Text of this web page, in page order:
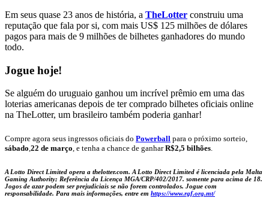
Em seus quase 23 anos de história, a TheLotter construiu uma
reputação que fala por si, com mais US$ 125 milhões de dólares
pagos para mais de 9 milhões de bilhetes ganhadores do mundo
todo.
Jogue hoje!
Se alguém do uruguaio ganhou um incrível prêmio em uma das
loterias americanas depois de ter comprado bilhetes oficiais online
na TheLotter, um brasileiro também poderia ganhar!
Compre agora seus ingressos oficiais do Powerball para o próximo sorteio,
sábado 22 de março e tenha a chance de ganharR$2,5 bilhões
A Lotto Direct Limited opera a thelotter.com. A Lotto Direct Limited é licenciada pela Malta
Gaming Authority; Referência da Licença MGA/CRP/402/2017. somente para acima de 18.
Jogos de azar podem ser prejudiciais se não forem controlados. Jogue com
responsabilidade. Para mais informações, entre em https://www.rgf.org.mt/